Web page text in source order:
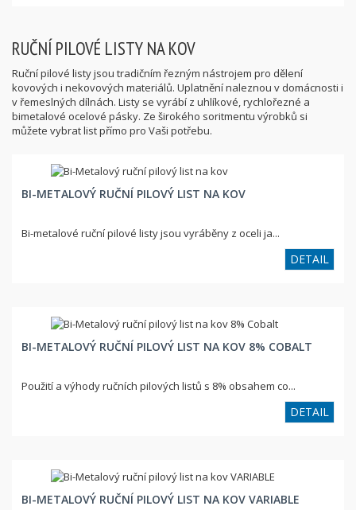
RUČNÍ PILOVÉ LISTY NA KOV
Ruční pilové listy jsou tradičním řezným nástrojem pro dělení
kovových i nekovových materiálů. Uplatnění naleznou v domácnosti i
v řemeslných dílnách. Listy se vyrábí z uhlíkové, rychlořezné a
bimetalové ocelové pásky. Ze širokého soritmentu výrobků si
můžete vybrat list přímo pro Vaši potřebu.
BI-METALOVÝ RUČNÍ PILOVÝ LIST NA KOV
Bi-metalové ruční pilové listy jsou vyráběny z oceli ja...
DETAIL
BI-METALOVÝ RUČNÍ PILOVÝ LIST NA KOV 8% COBALT
Použití a výhody ručních pilových listů s 8% obsahem co...
DETAIL
BI-METALOVÝ RUČNÍ PILOVÝ LIST NA KOV VARIABLE